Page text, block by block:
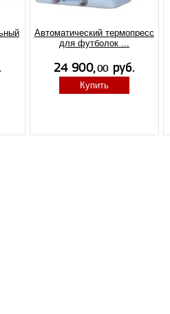
Автоматический термопресс
для футболок ...
Купить